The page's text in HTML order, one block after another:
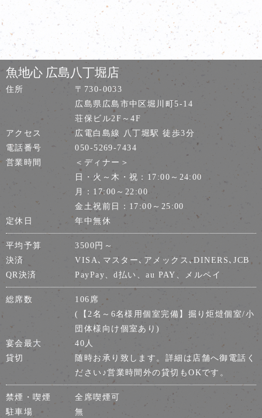
魚地心 広島八丁堀店
住所
〒730-0033
広島県広島市中区堀川町5-14
荘保ビル2F～4F
アクセス
広電白島線 八丁堀駅 徒歩3分
電話番号
050-5269-7434
営業時間
＜ディナー＞
日・火～木・祝：17:00～24:00
月：17:00～22:00
金土祝前日：17:00～25:00
定休日
年中無休
平均予算
3500円～
決済
VISA､マスター､アメックス､DINERS､JCB
QR決済
PayPay、d払い、au PAY、メルペイ
総席数
106席
(【2名～6名様用個室完備】掘り炬燵個室/小
団体様向け個室あり)
宴会最大
40人
貸切
随時お承り致します。詳細は店舗へ御電話く
ださい♪営業時間外の貸切もOKです。
禁煙・喫煙
全席喫煙可
駐車場
無